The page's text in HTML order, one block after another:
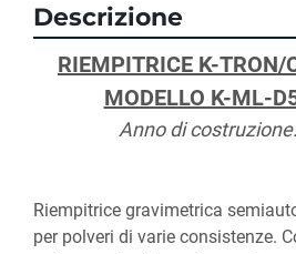
Descrizione
RIEMPITRICE K-TRON/
MODELLO K-ML-
Anno di
Riempitrice gravimetrica
per polveri di varie consistenze.